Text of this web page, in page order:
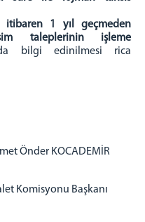
itibaren 1 yıl geçmeden
taleplerinin işleme
bilgi edinilmesi rica
KOCADEMİR
Başkanı